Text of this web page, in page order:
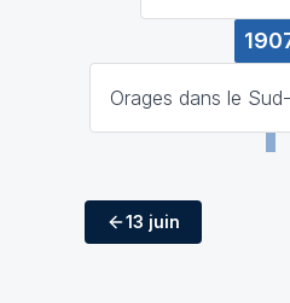
Orages dans le
13 juin